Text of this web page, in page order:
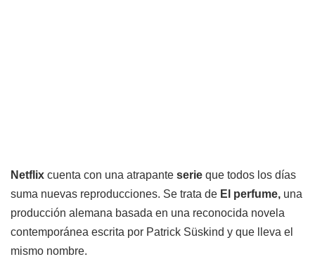
Netflix cuenta con una atrapante serie que todos los días
suma nuevas reproducciones. Se trata de El perfume, una
producción alemana basada en una reconocida novela
contemporánea escrita por Patrick Süskind y que lleva el
mismo nombre.